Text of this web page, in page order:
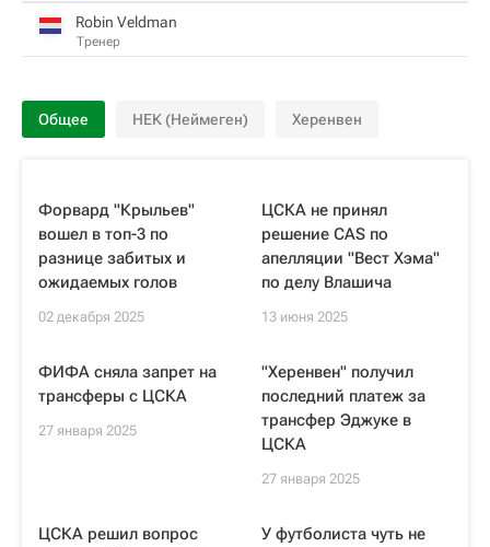
Robin Veldman
Тренер
Общее НЕК (Неймеген) Херенвен
Форвард "Крыльев"
вошел в топ-3 по
разнице забитых и
ожидаемых голов
02 декабря 2025
ЦСКА не принял
решение CAS по
апелляции "Вест Хэма"
по делу Влашича
13 июня 2025
ФИФА сняла запрет на
трансферы с ЦСКА
27 января 2025
"Херенвен" получил
последний платеж за
трансфер Эджуке в
ЦСКА
27 января 2025
ЦСКА решил вопрос
У футболиста чуть не